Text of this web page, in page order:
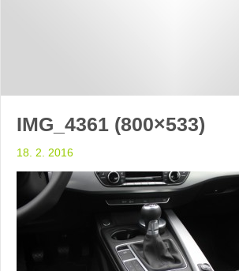
IMG_4361 (800×533)
18. 2. 2016